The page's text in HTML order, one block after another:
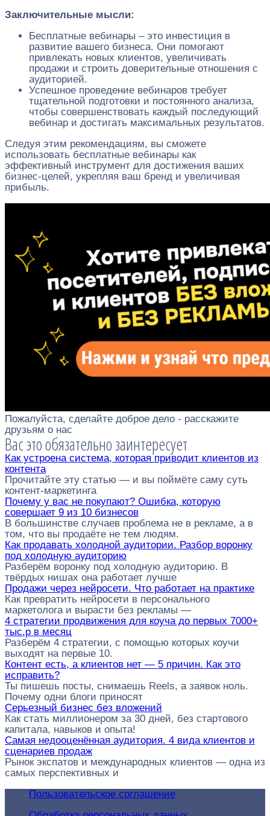
Заключительные мысли:
Бесплатные вебинары – это инвестиция в
развитие вашего бизнеса. Они помогают
привлекать новых клиентов, увеличивать
продажи и строить доверительные отношения с
аудиторией.
Успешное проведение вебинаров требует
тщательной подготовки и постоянного анализа,
чтобы совершенствовать каждый последующий
вебинар и достигать максимальных результатов.
Следуя этим рекомендациям, вы сможете
использовать бесплатные вебинары как
эффективный инструмент для достижения ваших
бизнес-целей, укрепляя ваш бренд и увеличивая
прибыль.
Пожалуйста, сделайте доброе дело - расскажите
друзьям о нас
Вас это обязательно заинтересует
Как устроена система, которая приводит клиентов из
контента
Прочитайте эту статью — и вы поймёте саму суть
контент-маркетинга
Почему у вас не покупают? Ошибка, которую
совершает 9 из 10 бизнесов
В большинстве случаев проблема не в рекламе, а в
том, что вы продаёте не тем людям.
Как продавать холодной аудитории. Разбор воронку
под холодную аудиторию
Разберём воронку под холодную аудиторию. В
твёрдых нишах она работает лучше
Продажи через нейросети. Что работает на практике
Как превратить нейросети в персонального
маркетолога и вырасти без рекламы —
4 стратегии продвижения для коуча до первых 7000+
тыс.р в месяц
Разберём 4 стратегии, с помощью которых коучи
выходят на первые 10.
Контент есть, а клиентов нет — 5 причин. Как это
исправить?
Ты пишешь посты, снимаешь Reels, а заявок ноль.
Почему одни блоги приносят
Серьезный бизнес без вложений
Как стать миллионером за 30 дней, без стартового
капитала, навыков и опыта!
Самая недооценённая аудитория. 4 вида клиентов и
сценариев продаж
Рынок экспатов и международных клиентов — одна из
самых перспективных и
Пользовательское соглашение